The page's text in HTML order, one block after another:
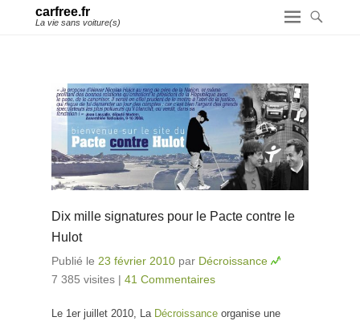
carfree.fr
La vie sans voiture(s)
Dix mille signatures pour le Pacte contre le
Hulot
Publié le 23 février 2010 par Décroissance
7 385 visites | 41 Commentaires
Le 1er juillet 2010, La Décroissance organise une